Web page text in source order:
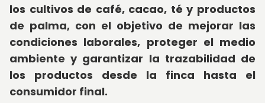
los cultivos de café, cacao, té y productos
de palma, con el objetivo de mejorar las
condiciones laborales, proteger el medio
ambiente y garantizar la trazabilidad de
los productos desde la finca hasta el
consumidor final.